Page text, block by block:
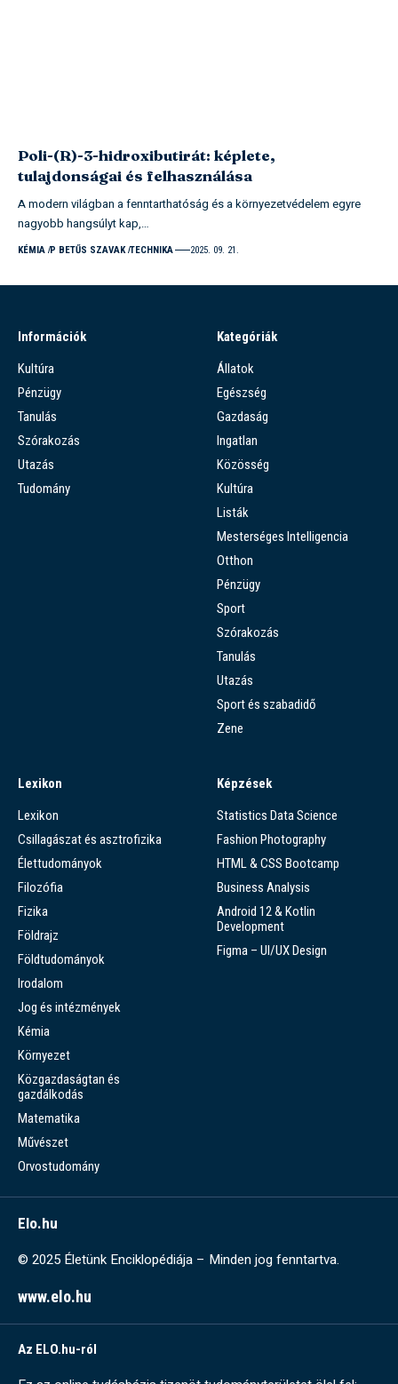
Poli-(R)-3-hidroxibutirát: képlete,
tulajdonságai és felhasználása
A modern világban a fenntarthatóság és a környezetvédelem egyre
nagyobb hangsúlyt kap,…
KÉMIA P BETŰS SZAVAK TECHNIKA 2025. 09. 21.
Információk
Kultúra
Pénzügy
Tanulás
Szórakozás
Utazás
Tudomány
Kategóriák
Állatok
Egészség
Gazdaság
Ingatlan
Közösség
Kultúra
Listák
Mesterséges Intelligencia
Otthon
Pénzügy
Sport
Szórakozás
Tanulás
Utazás
Sport és szabadidő
Zene
Lexikon
Lexikon
Csillagászat és asztrofizika
Élettudományok
Filozófia
Fizika
Földrajz
Földtudományok
Irodalom
Jog és intézmények
Kémia
Környezet
Közgazdaságtan és
gazdálkodás
Matematika
Művészet
Orvostudomány
Képzések
Statistics Data Science
Fashion Photography
HTML & CSS Bootcamp
Business Analysis
Android 12 & Kotlin
Development
Figma – UI/UX Design
Elo.hu
© 2025 Életünk Enciklopédiája – Minden jog fenntartva.
www.elo.hu
Az ELO.hu-ról